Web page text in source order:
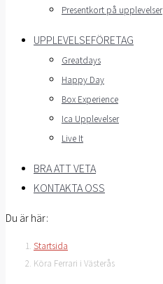
Presentkort på upplevelser
UPPLEVELSEFÖRETAG
Greatdays
Happy Day
Box Experience
Ica Upplevelser
Live It
BRA ATT VETA
KONTAKTA OSS
Du är här:
Startsida
Köra Ferrari i Västerås